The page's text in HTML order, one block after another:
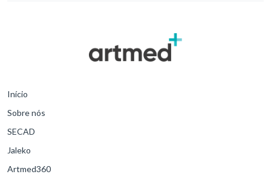
Início
Sobre nós
SECAD
Jaleko
Artmed360